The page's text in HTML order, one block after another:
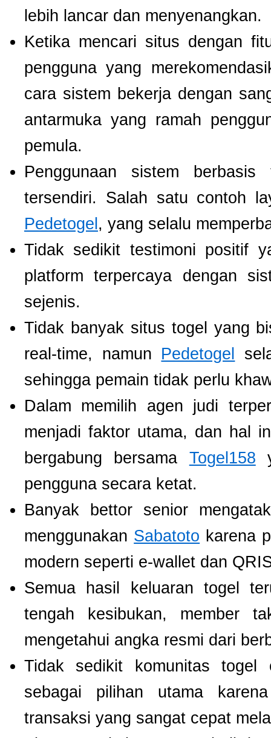
lebih lancar dan menyenangkan.
Ketika mencari situs dengan
pengguna yang
cara sistem bekerja dengan
antarmuka yang ramah
pemula.
Penggunaan sistem
tersendiri. Salah satu contoh
Pedetogel , yang selalu
Tidak sedikit testimoni positif
platform terpercaya dengan
sejenis.
Tidak banyak situs togel yang
real-time, namun Pedetogel
sehingga pemain tidak perlu
Dalam memilih agen judi
menjadi faktor utama, dan hal
bergabung bersama Togel158
pengguna secara ketat.
Banyak bettor senior
menggunakan Sabatoto karena
modern seperti e-wallet dan
Semua hasil keluaran togel
tengah kesibukan, member
mengetahui angka resmi dari
Tidak sedikit komunitas togel
sebagai pilihan utama
transaksi yang sangat cepat